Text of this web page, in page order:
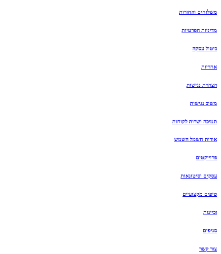
משלוחים והחזרות
מדיניות הפרטיות
ביטול עסקה
אחריות
הצהרת נגישות
משוב נגישות
תמיכה ושרות לקוחות
אודות חשמל השמש
פרוייקטים
עסקים וסיטונאות
טיפים מקצועיים
זכיינות
סניפים
צור קשר